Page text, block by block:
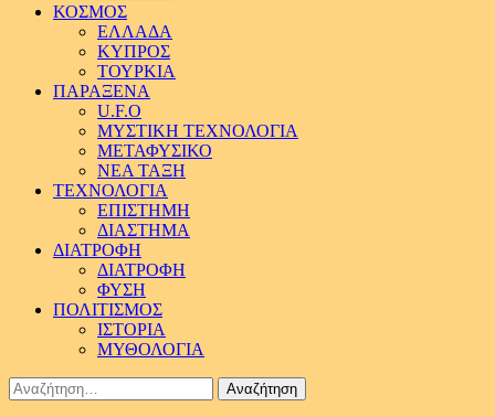
ΚΟΣΜΟΣ
ΕΛΛΑΔΑ
ΚΥΠΡΟΣ
ΤΟΥΡΚΙΑ
ΠΑΡΑΞΕΝΑ
U.F.O
ΜΥΣΤΙΚΗ ΤΕΧΝΟΛΟΓΙΑ
ΜΕΤΑΦΥΣΙΚΟ
ΝΕΑ ΤΑΞΗ
ΤΕΧΝΟΛΟΓΙΑ
ΕΠΙΣΤΗΜΗ
ΔΙΑΣΤΗΜΑ
ΔΙΑΤΡΟΦΗ
ΔΙΑΤΡΟΦΗ
ΦΥΣΗ
ΠΟΛΙΤΙΣΜΟΣ
ΙΣΤΟΡΙΑ
ΜΥΘΟΛΟΓΙΑ
Αναζήτηση
για: